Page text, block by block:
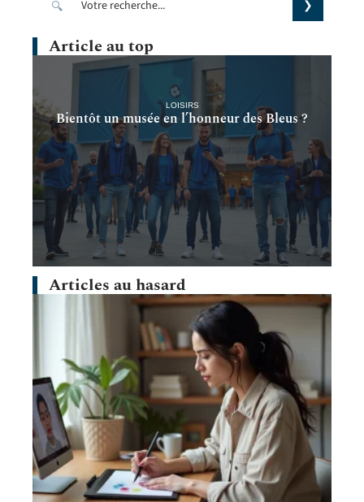
Article au top
LOISIRS
Bientôt un musée en l’honneur des Bleus ?
Articles au hasard